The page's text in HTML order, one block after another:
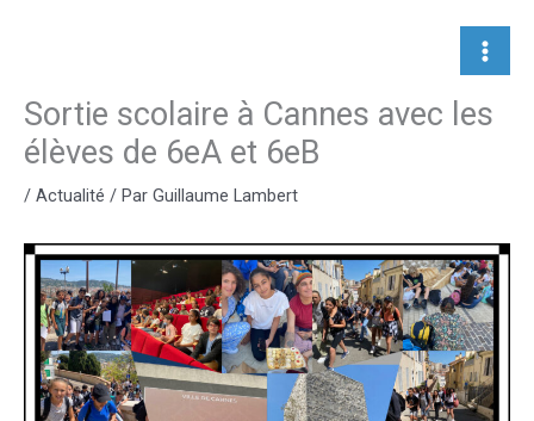
Sortie scolaire à Cannes avec les
élèves de 6eA et 6eB
/ Actualité / Par Guillaume Lambert